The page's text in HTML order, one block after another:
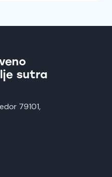
sutra
79101,